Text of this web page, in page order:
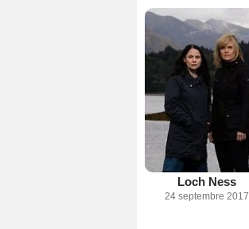
Loch Ness
24 septembre 2017